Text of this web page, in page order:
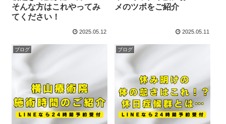
そんな方はこれやってみ
てください！
2025.05.12
メのツボをご紹介
2025.05.11
ブログ ブログ